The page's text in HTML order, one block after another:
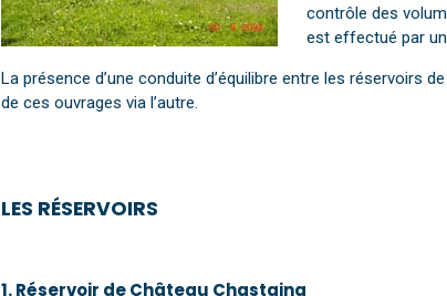
contrôle des
est effectué par
La présence d’une conduite d’équilibre entre les réservoirs
de ces ouvrages via l’autre.
LES RÉSERVOIRS
1. Réservoir de Château Chastaing